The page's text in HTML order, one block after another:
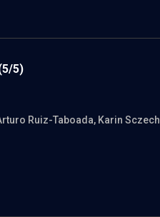
5)
Ruiz-Taboada, Karin Sczech